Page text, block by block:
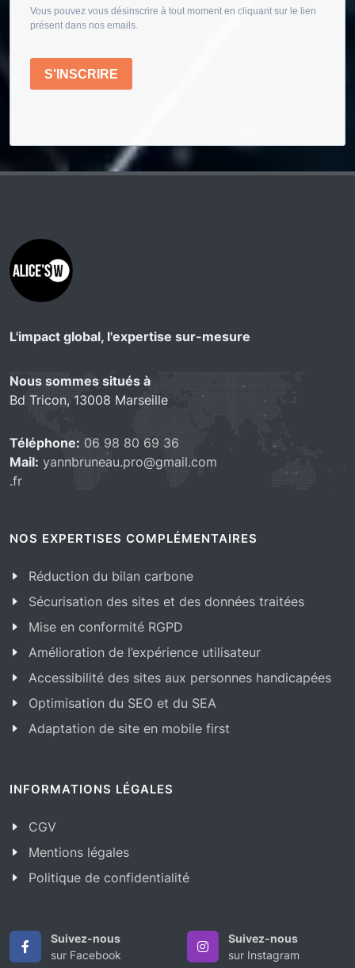
Vous pouvez vous désinscrire à tout moment en cliquant sur le lien
présent dans nos emails.
S'INSCRIRE
L'impact global, l'expertise sur-mesure
Nous sommes situés à
Bd Tricon, 13008 Marseille
Téléphone: 06 98 80 69 36
Mail: yannbruneau.pro@gmail.com
.fr
NOS EXPERTISES COMPLÉMENTAIRES
Réduction du bilan carbone
Sécurisation des sites et des données traitées
Mise en conformité RGPD
Amélioration de l’expérience utilisateur
Accessibilité des sites aux personnes handicapées
Optimisation du SEO et du SEA
Adaptation de site en mobile first
INFORMATIONS LÉGALES
CGV
Mentions légales
Politique de confidentialité
Suivez-nous
sur Facebook
Suivez-nous
sur Instagram